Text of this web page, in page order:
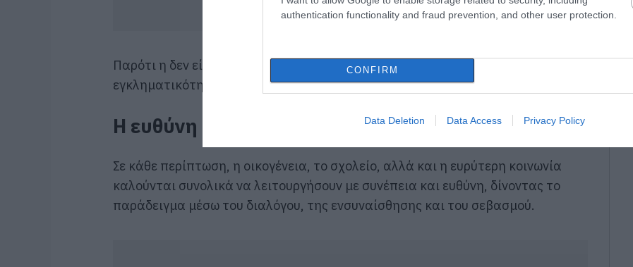
authentication functionality and fraud prevention, and other user protection.
CONFIRM
Data Deletion Data Access Privacy Policy
Παρότι η δεν είναι νέο φαινόμενο, η αυξανόμενη επιθετικότητα και
εγκληματικότητα μεταξύ νέων είναι ανησυχητική.
Η ευθύνη του περίγυρου
Σε κάθε περίπτωση, η οικογένεια, το σχολείο, αλλά και η ευρύτερη κοινωνία
καλούνται συνολικά να λειτουργήσουν με συνέπεια και ευθύνη, δίνοντας το
παράδειγμα μέσω του διαλόγου, της ενσυναίσθησης και του σεβασμού.